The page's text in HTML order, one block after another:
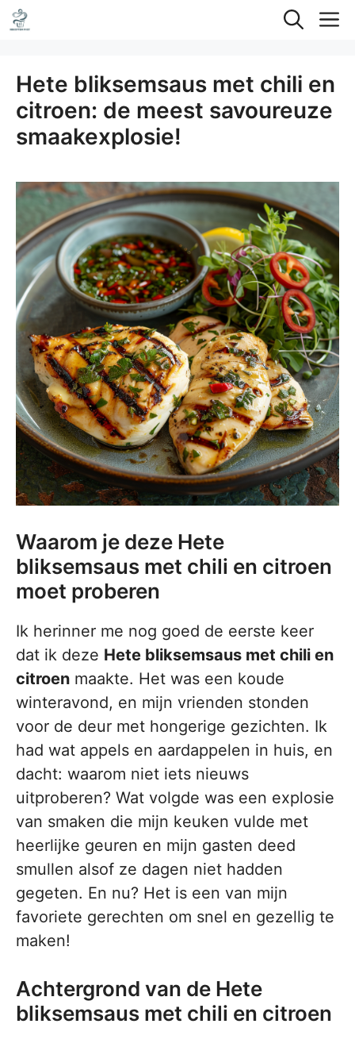
Ga
naar
inhoud
Hete bliksemsaus met chili en
citroen: de meest savoureuze
smaakexplosie!
Waarom je deze Hete
bliksemsaus met chili en citroen
moet proberen
Ik herinner me nog goed de eerste keer
dat ik deze Hete bliksemsaus met chili en
citroen maakte. Het was een koude
winteravond, en mijn vrienden stonden
voor de deur met hongerige gezichten. Ik
had wat appels en aardappelen in huis, en
dacht: waarom niet iets nieuws
uitproberen? Wat volgde was een explosie
van smaken die mijn keuken vulde met
heerlijke geuren en mijn gasten deed
smullen alsof ze dagen niet hadden
gegeten. En nu? Het is een van mijn
favoriete gerechten om snel en gezellig te
maken!
Achtergrond van de Hete
bliksemsaus met chili en citroen